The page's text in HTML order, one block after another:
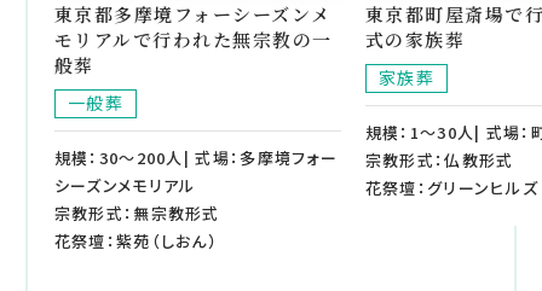
東京都多摩境フォーシーズンメ
モリアルで行われた無宗教の一
般葬
一般葬
規模：30～200人| 式場：多摩境フォー
シーズンメモリアル
宗教形式：無宗教形式
花祭壇：紫苑（しおん）
東京都町屋斎場で
式の家族葬
家族葬
規模：1～30人| 式場：
宗教形式：仏教形式
花祭壇：グリーンヒルズ